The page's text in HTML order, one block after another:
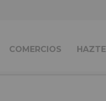
COMERCIOS